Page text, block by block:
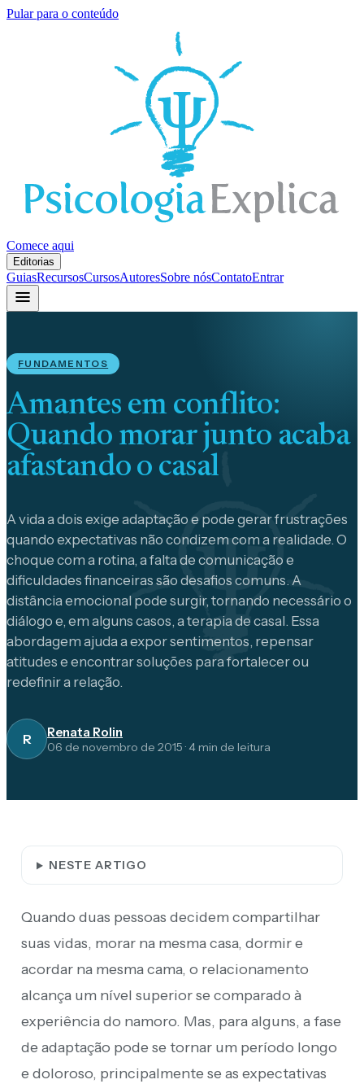
Pular para o conteúdo
Comece aqui
Editorias
GuiasRecursosCursosAutoresSobre nósContatoEntrar
FUNDAMENTOS
Amantes em conflito:
Quando morar junto acaba
afastando o casal
A vida a dois exige adaptação e pode gerar frustrações
quando expectativas não condizem com a realidade. O
choque com a rotina, a falta de comunicação e
dificuldades financeiras são desafios comuns. A
distância emocional pode surgir, tornando necessário o
diálogo e, em alguns casos, a terapia de casal. Essa
abordagem ajuda a expor sentimentos, repensar
atitudes e encontrar soluções para fortalecer ou
redefinir a relação.
R Renata Rolin
06 de novembro de 2015 · 4 min de leitura
NESTE ARTIGO
Quando duas pessoas decidem compartilhar
suas vidas, morar na mesma casa, dormir e
acordar na mesma cama, o relacionamento
alcança um nível superior se comparado à
experiência do namoro. Mas, para alguns, a fase
de adaptação pode se tornar um período longo
e doloroso, principalmente se as expectativas